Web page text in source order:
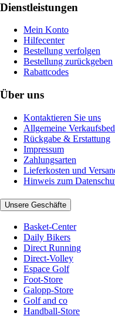
Dienstleistungen
Mein Konto
Hilfecenter
Bestellung verfolgen
Bestellung zurückgeben
Rabattcodes
Über uns
Kontaktieren Sie uns
Allgemeine
Rückgabe & Erstattung
Impressum
Zahlungsarten
Lieferkosten und
Hinweis zum
Unsere Geschäfte
Basket-Center
Daily Bikers
Direct Running
Direct-Volley
Espace Golf
Foot-Store
Galopp-Store
Golf and co
Handball-Store